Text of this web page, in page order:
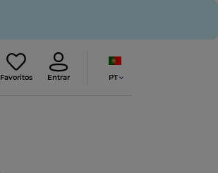
Favoritos Entrar PT